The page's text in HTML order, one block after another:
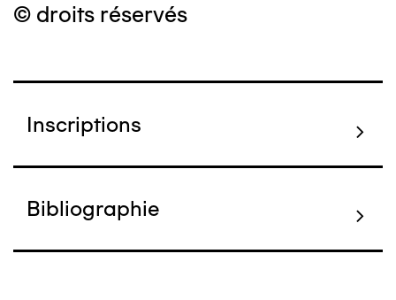
© droits réservés
Inscriptions
Bibliographie